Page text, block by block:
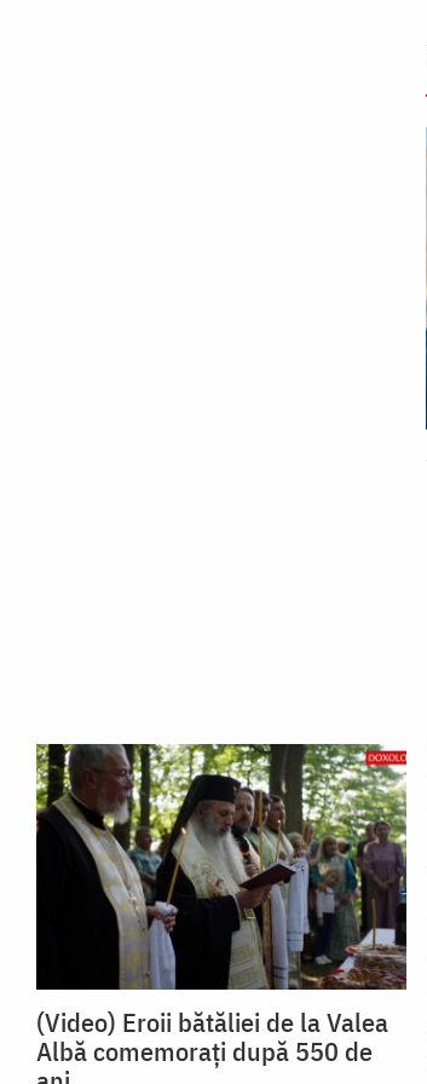
(Video) Eroii bătăliei de la Valea
Albă comemorați după 550 de